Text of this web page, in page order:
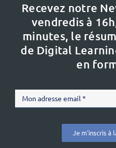
Recevez notre
vendredis à
minutes, le
de Digital
en
Je m'inscris à